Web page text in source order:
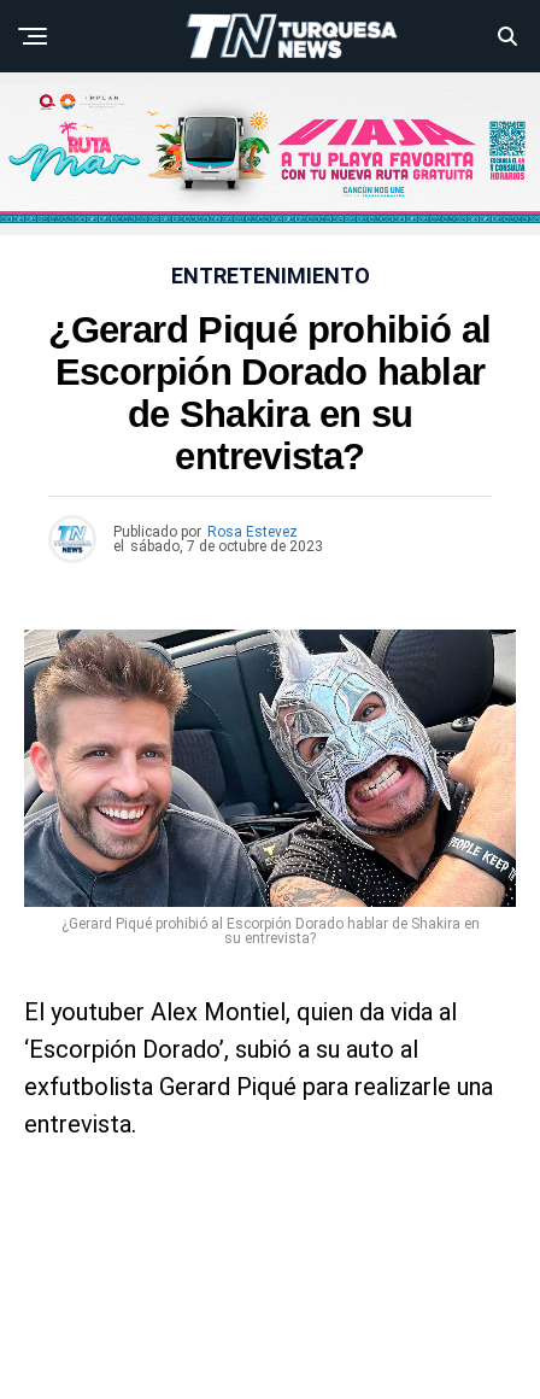
ENTRETENIMIENTO
¿Gerard Piqué prohibió al
Escorpión Dorado hablar
de Shakira en su
entrevista?
Publicado por Rosa Estevez
el
sábado, 7 de octubre de 2023
¿Gerard Piqué prohibió al Escorpión Dorado hablar de Shakira en
su entrevista?
El youtuber Alex Montiel, quien da vida al
‘Escorpión Dorado’, subió a su auto al
exfutbolista Gerard Piqué para realizarle una
entrevista.